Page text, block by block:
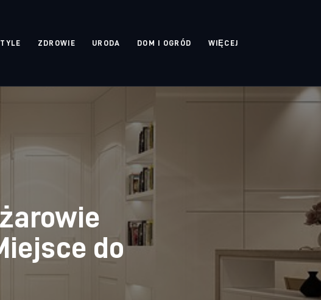
ZDROWIE URODA DOM I OGRÓD WIĘCEJ
do